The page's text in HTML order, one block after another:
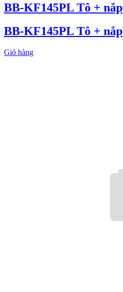
BB-KF145PL Tô + nắp
BB-KF145PL Tô + nắp
Giỏ hàng